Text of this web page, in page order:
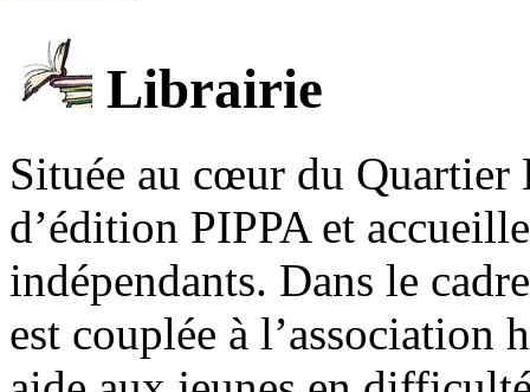
Librairie
Située au cœur du Quartier
d’édition PIPPA et
indépendants. Dans le
est couplée à l’association